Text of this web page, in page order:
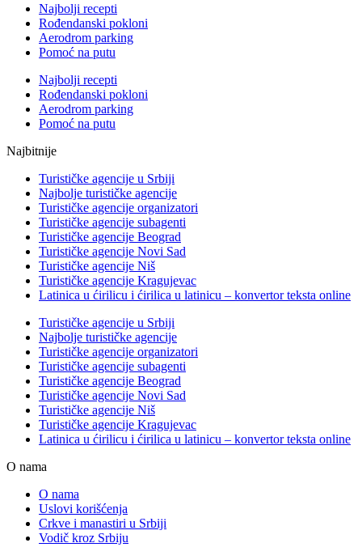
Najbolji recepti
Rođendanski pokloni
Aerodrom parking
Pomoć na putu
Najbolji recepti
Rođendanski pokloni
Aerodrom parking
Pomoć na putu
Najbitnije
Turističke agencije u Srbiji
Najbolje turističke agencije
Turističke agencije organizatori
Turističke agencije subagenti
Turističke agencije Beograd
Turističke agencije Novi Sad
Turističke agencije Niš
Turističke agencije Kragujevac
Latinica u ćirilicu i ćirilica u latinicu – konvertor teksta online
Turističke agencije u Srbiji
Najbolje turističke agencije
Turističke agencije organizatori
Turističke agencije subagenti
Turističke agencije Beograd
Turističke agencije Novi Sad
Turističke agencije Niš
Turističke agencije Kragujevac
Latinica u ćirilicu i ćirilica u latinicu – konvertor teksta online
O nama
O nama
Uslovi korišćenja
Crkve i manastiri u Srbiji
Vodič kroz Srbiju